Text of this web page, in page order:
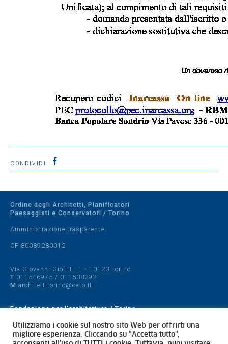
CONDIVIDI
Ordine degli Architetti, Pianificatori
Paesaggisti e Conservatori / Torino
Amministrazione trasparente
CF 80089280012
Via Giovanni Giolitti, 1 - 10123 Torino
T 011546975 / 011538292
M architettitorino@oato.it
Fondazione per l'architettura / Torino
Designed by quattrolinee.it
Utilizziamo i cookie sul nostro sito Web per offrirti una
migliore esperienza. Cliccando su "Accetta tutto",